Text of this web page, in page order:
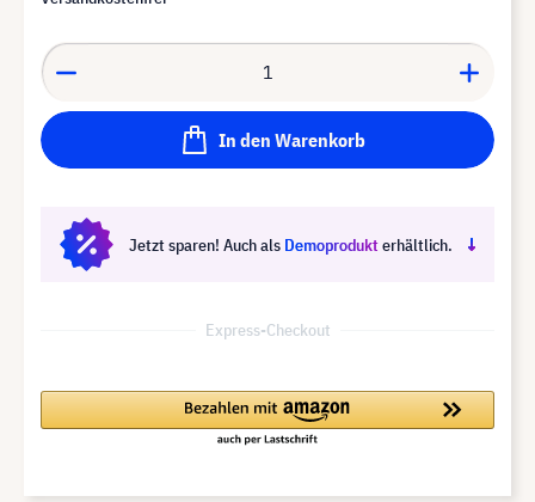
In den Warenkorb
Jetzt sparen! Auch als Demoprodukterhältlich.
Express-Checkout